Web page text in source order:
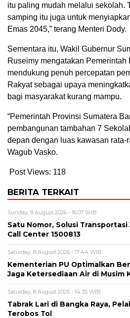
itu paling mudah melalui sekolah.
samping itu juga untuk
Emas 2045,” terang Menteri Dody.
Sementara itu, Wakil Gubernur
Ruseimy mengatakan
mendukung penuh percepatan
Rakyat sebagai upaya
bagi masyarakat kurang mampu.
“Pemerintah Provinsi Sumatera
pembangunan tambahan 7
depan dengan luas kawasan rata-
Wagub Vasko.
Post Views: 118
BERITA TERKAIT
Sunday, 9 August 2026 - 16:07 WIB
Satu Nomor, Solusi
Call Center 1500813
Saturday, 8 August 2026 - 17:44 WIB
Kementerian PU Optimalkan
Jaga Ketersediaan Air di Musim
Saturday, 8 August 2026 - 14:35 WIB
Tabrak Lari di Bangka Raya,
Terobos Tol